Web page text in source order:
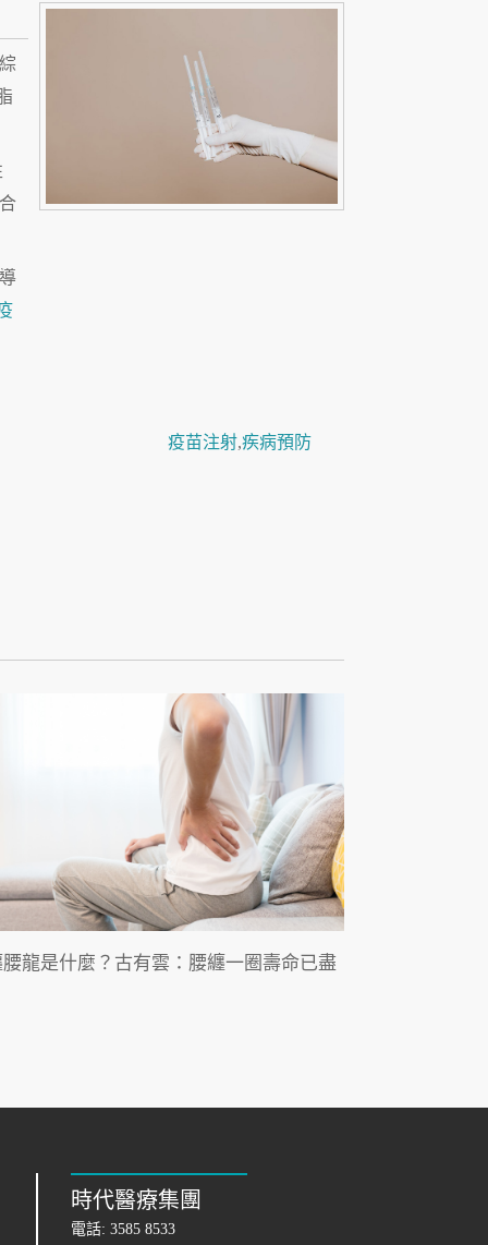
疫苗注射,疾病預防
龍是什麼？古有雲：腰纏一圈壽命已盡
時代醫療集團
電話: 3585 8533